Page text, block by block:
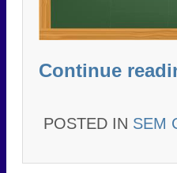
Continue
POSTED IN SEM